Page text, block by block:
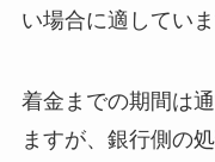
い場合に適していま
着金までの期間は
ますが、銀行側の